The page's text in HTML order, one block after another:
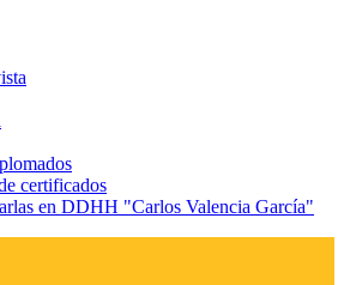
certificados
en DDHH "Carlos Valencia García"